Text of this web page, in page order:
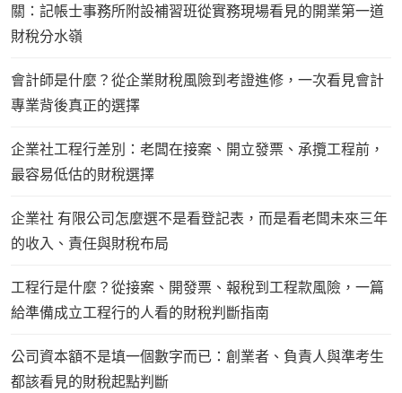
關：記帳士事務所附設補習班從實務現場看見的開業第一道
財稅分水嶺
會計師是什麼？從企業財稅風險到考證進修，一次看見會計
專業背後真正的選擇
企業社工程行差別：老闆在接案、開立發票、承攬工程前，
最容易低估的財稅選擇
企業社 有限公司怎麼選不是看登記表，而是看老闆未來三年
的收入、責任與財稅布局
工程行是什麼？從接案、開發票、報稅到工程款風險，一篇
給準備成立工程行的人看的財稅判斷指南
公司資本額不是填一個數字而已：創業者、負責人與準考生
都該看見的財稅起點判斷